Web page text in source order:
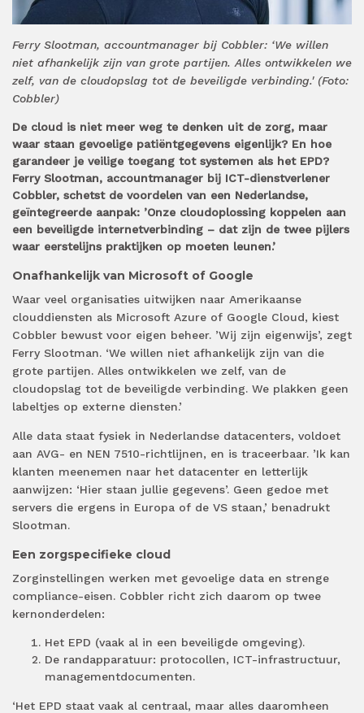
Ferry Slootman, accountmanager bij Cobbler: ‘We willen
niet afhankelijk zijn van grote partijen. Alles ontwikkelen we
zelf, van de cloudopslag tot de beveiligde verbinding.' (Foto:
Cobbler)
De cloud is niet meer weg te denken uit de zorg, maar
waar staan gevoelige patiëntgegevens eigenlijk? En hoe
garandeer je veilige toegang tot systemen als het EPD?
Ferry Slootman, accountmanager bij ICT-dienstverlener
Cobbler, schetst de voordelen van een Nederlandse,
geïntegreerde aanpak: ’Onze cloudoplossing koppelen aan
een beveiligde internetverbinding – dat zijn de twee pijlers
waar eerstelijns praktijken op moeten leunen.’
Onafhankelijk van Microsoft of Google
Waar veel organisaties uitwijken naar Amerikaanse
clouddiensten als Microsoft Azure of Google Cloud, kiest
Cobbler bewust voor eigen beheer. ’Wij zijn eigenwijs’, zegt
Ferry Slootman. ‘We willen niet afhankelijk zijn van die
grote partijen. Alles ontwikkelen we zelf, van de
cloudopslag tot de beveiligde verbinding. We plakken geen
labeltjes op externe diensten.’
Alle data staat fysiek in Nederlandse datacenters, voldoet
aan AVG- en NEN 7510-richtlijnen, en is traceerbaar. ’Ik kan
klanten meenemen naar het datacenter en letterlijk
aanwijzen: ‘Hier staan jullie gegevens’. Geen gedoe met
servers die ergens in Europa of de VS staan,’ benadrukt
Slootman.
Een zorgspecifieke cloud
Zorginstellingen werken met gevoelige data en strenge
compliance-eisen. Cobbler richt zich daarom op twee
kernonderdelen:
Het EPD (vaak al in een beveiligde omgeving).
De randapparatuur: protocollen, ICT-infrastructuur,
managementdocumenten.
‘Het EPD staat vaak al centraal, maar alles daaromheen